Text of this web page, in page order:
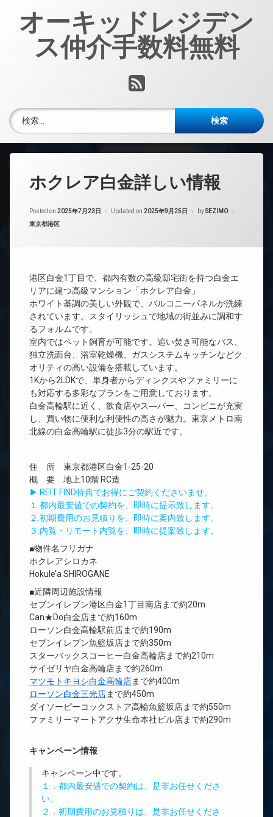
オーキッドレジデン
ス仲介手数料無料
RSS
検索:
ホクレア白金詳しい情報
Posted on 2025年7月23日 Updated on 2025年9月25日 bySEZIMO
カテゴリー:
東京都港区
港区白金1丁目で、都内有数の高級邸宅街を持つ白金エ
リアに建つ高級マンション「ホクレア白金」
ホワイト基調の美しい外観で、バルコニーパネルが洗練
されています。スタイリッシュで地域の街並みに調和す
るフォルムです。
室内ではペット飼育が可能です。追い焚き可能なバス、
独立洗面台、浴室乾燥機、ガスシステムキッチンなどク
オリティの高い設備を搭載しています。
1Kから2LDKで、単身者からディンクスやファミリーに
も対応する多彩なプランをご用意しております。
白金高輪駅に近く、飲食店やス―パー、コンビニが充実
し、買い物に便利な利便性の高さが魅力。東京メトロ南
北線の白金高輪駅に徒歩3分の駅近です。
住 所 東京都港区白金1-25-20
概 要 地上10階 RC造
▶ REIT FIND特典でお得にご契約くださいませ。
１.都内最安値での契約を、即時に提示致します。
２.初期費用のお見積りを、即時に案内致します。
３.内覧・リモート内覧を、即時に提案致します。
■物件名フリガナ
ホクレアシロカネ
Hokule’a SHIROGANE
■近隣周辺施設情報
セブンイレブン港区白金1丁目南店まで約20m
Can★Do白金店まで約160m
ローソン白金高輪駅前店まで約190m
セブンイレブン魚籃坂店まで約350m
スターバックスコーヒー白金高輪店まで約210m
サイゼリヤ白金高輪店まで約260m
マツモトキヨシ白金高輪店まで約400m
ローソン白金三光店まで約450m
ダイソーピーコックストア高輪魚籃坂店まで約550m
ファミリーマートアクサ生命本社ビル店まで約290m
キャンペーン情報
キャンペーン中です。
１．都内最安値での契約は、是非お任せくださ
い。
２．初期費用のお見積りは、是非お任せくださ